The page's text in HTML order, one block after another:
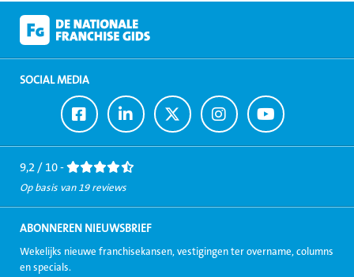
SOCIAL MEDIA
Ga
naar
Facebook
Ga
naar
LinkedIn
Ga
naar
Twitter
Ga
naar
Instagram
Ga
naar
Youtube
9,2 / 10 -
Op basis van 19 reviews
ABONNEREN NIEUWSBRIEF
Wekelijks nieuwe franchisekansen, vestigingen ter overname, columns
en specials.